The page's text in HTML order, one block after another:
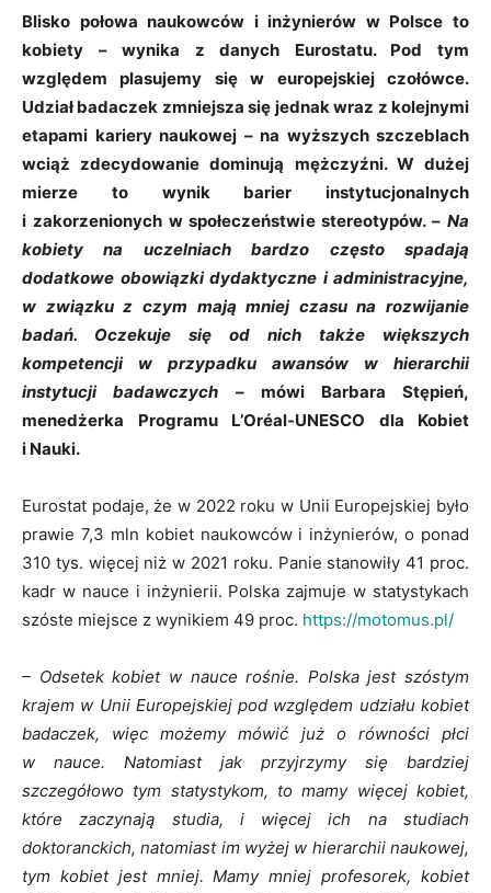
Blisko połowa naukowców i inżynierów w Polsce to
kobiety – wynika z danych Eurostatu. Pod tym
względem plasujemy się w europejskiej czołówce.
Udział badaczek zmniejsza się jednak wraz z kolejnymi
etapami kariery naukowej – na wyższych szczeblach
wciąż zdecydowanie dominują mężczyźni. W dużej
mierze to wynik barier instytucjonalnych
i zakorzenionych w społeczeństwie stereotypów. – Na
kobiety na uczelniach bardzo często spadają
dodatkowe obowiązki dydaktyczne i administracyjne,
w związku z czym mają mniej czasu na rozwijanie
badań. Oczekuje się od nich także większych
kompetencji w przypadku awansów w hierarchii
instytucji badawczych
– mówi Barbara Stępień,
menedżerka Programu L’Oréal-UNESCO dla Kobiet
i Nauki.
Eurostat podaje, że w 2022 roku w Unii Europejskiej było
prawie 7,3 mln kobiet naukowców i inżynierów, o ponad
310 tys. więcej niż w 2021 roku. Panie stanowiły 41 proc.
kadr w nauce i inżynierii. Polska zajmuje w statystykach
szóste miejsce z wynikiem 49 proc. https://motomus.pl/
– Odsetek kobiet w nauce rośnie. Polska jest szóstym
krajem w Unii Europejskiej pod względem udziału kobiet
badaczek, więc możemy mówić już o równości płci
w nauce. Natomiast jak przyjrzymy się bardziej
szczegółowo tym statystykom, to mamy więcej kobiet,
które zaczynają studia, i więcej ich na studiach
doktoranckich, natomiast im wyżej w hierarchii naukowej,
tym kobiet jest mniej. Mamy mniej profesorek, kobiet